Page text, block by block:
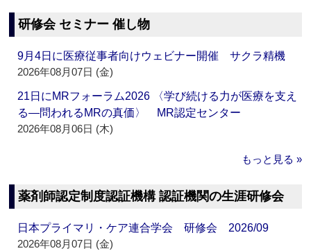
研修会 セミナー 催し物
9月4日に医療従事者向けウェビナー開催 サクラ精機
2026年08月07日 (金)
21日にMRフォーラム2026 〈学び続ける力が医療を支え
る―問われるMRの真価〉 MR認定センター
2026年08月06日 (木)
もっと見る »
薬剤師認定制度認証機構 認証機関の生涯研修会
日本プライマリ・ケア連合学会 研修会 2026/09
2026年08月07日 (金)